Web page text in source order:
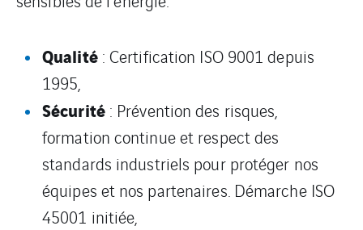
Qualité: Certification ISO 9001 depuis
1995,
Sécurité: Prévention des risques,
formation continue et respect des
standards industriels pour protéger nos
équipes et nos partenaires. Démarche ISO
45001 initiée,